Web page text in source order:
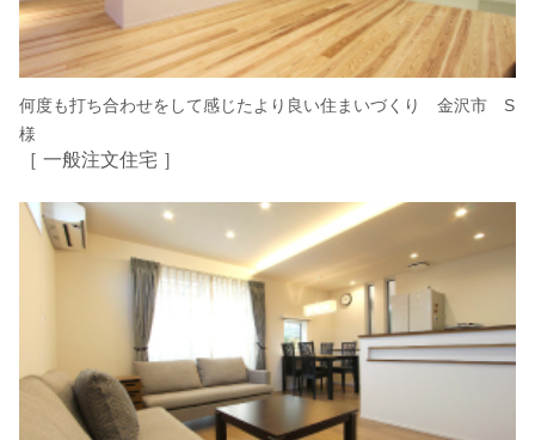
何度も打ち合わせをして感じたより良い住まいづくり 金沢市 S
様
［ 一般注文住宅 ］